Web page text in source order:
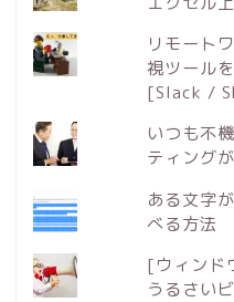
リモート
視ツール
[Slack /
いつも不
ティング
ある文字
べる方法
[ウィンド
うるさい